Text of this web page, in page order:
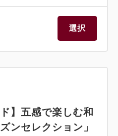
選択
】五感で楽しむ和
ンセレクション」